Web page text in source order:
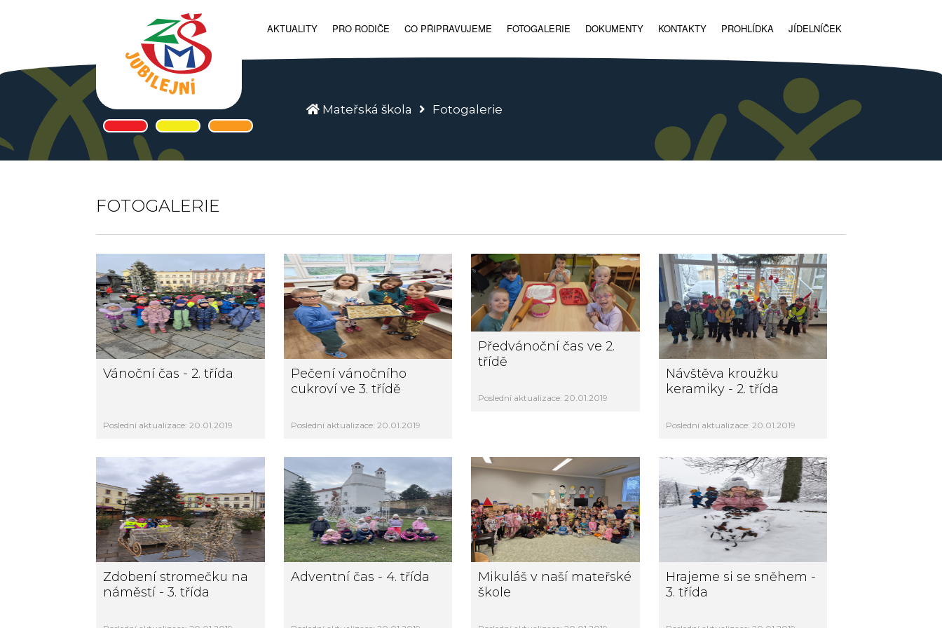
AKTUALITY PRO RODIČE CO PŘIPRAVUJEME FOTOGALERIE DOKUMENTY KONTAKTY PROHLÍDKA JÍDELNÍČEK
Mateřská škola Fotogalerie
FOTOGALERIE
Vánoční čas - 2. třída
Poslední aktualizace: 20.01.2019
Pečení vánočního
cukroví ve 3. třídě
Poslední aktualizace: 20.01.2019
Předvánoční čas ve 2.
třídě
Poslední aktualizace: 20.01.2019
Návštěva kroužku
keramiky - 2. třída
Poslední aktualizace: 20.01.2019
Zdobení stromečku na
náměstí - 3. třída
Adventní čas - 4. třída
Mikuláš v naší mateřské
škole
Hrajeme si se sněhem -
3. třída